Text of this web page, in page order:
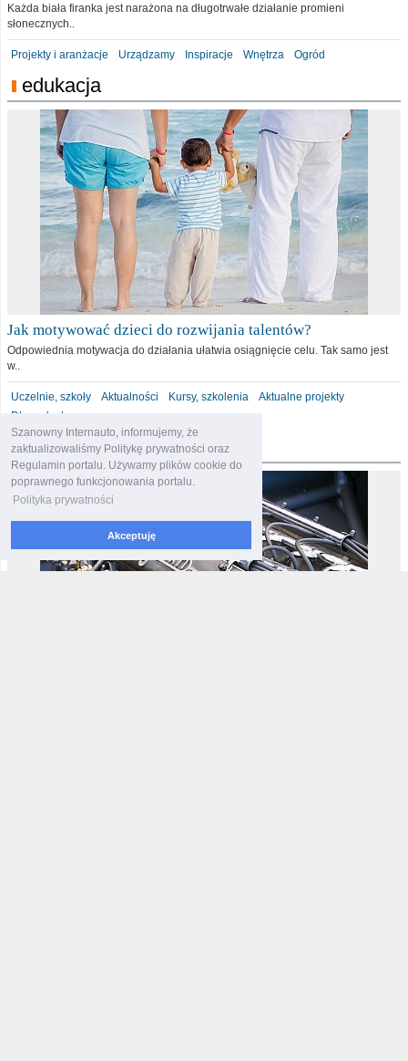
Szanowny Internauto, informujemy, że
zaktualizowaliśmy Politykę prywatności oraz
Regulamin portalu. Używamy plików cookie do
poprawnego funkcjonowania portalu.
Polityka prywatności
Akceptuję
Każda biała firanka jest narażona na długotrwałe działanie promieni
słonecznych..
Projekty i aranżacje Urządzamy Inspiracje Wnętrza Ogród
edukacja
Jak motywować dzieci do rozwijania talentów?
Odpowiednia motywacja do działania ułatwia osiągnięcie celu. Tak samo jest
w..
Uczelnie, szkoły Aktualności Kursy, szkolenia
Aktualne projekty
Dla malucha
motoryzacja